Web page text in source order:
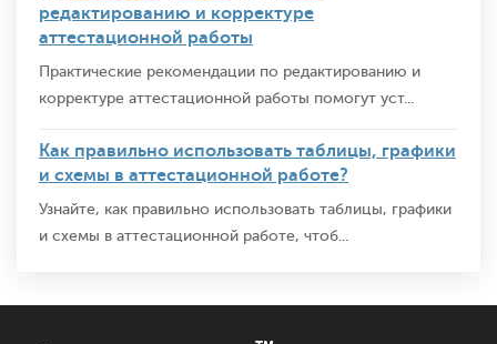
редактированию и корректуре
аттестационной работы
Практические рекомендации по редактированию и
корректуре аттестационной работы помогут уст...
Как правильно использовать таблицы, графики
и схемы в аттестационной работе?
Узнайте, как правильно использовать таблицы, графики
и схемы в аттестационной работе, чтоб...